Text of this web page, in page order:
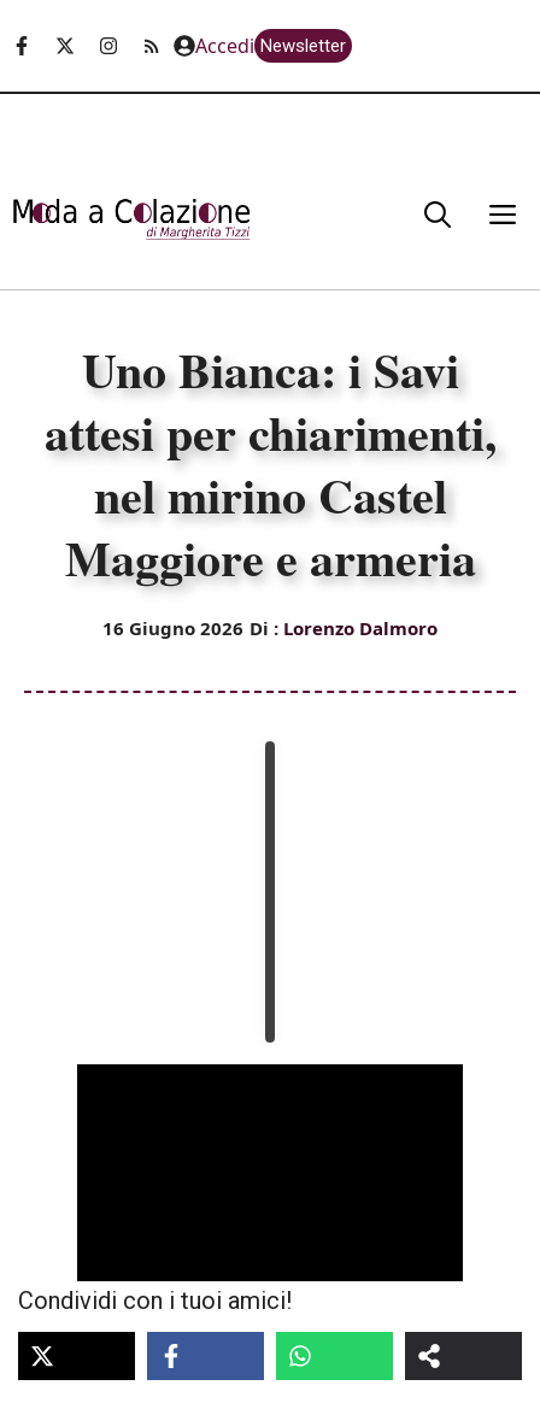
Accedi Newsletter
Uno Bianca: i Savi
attesi per chiarimenti,
nel mirino Castel
Maggiore e armeria
16 Giugno 2026 Di : Lorenzo Dalmoro
Condividi con i tuoi amici!